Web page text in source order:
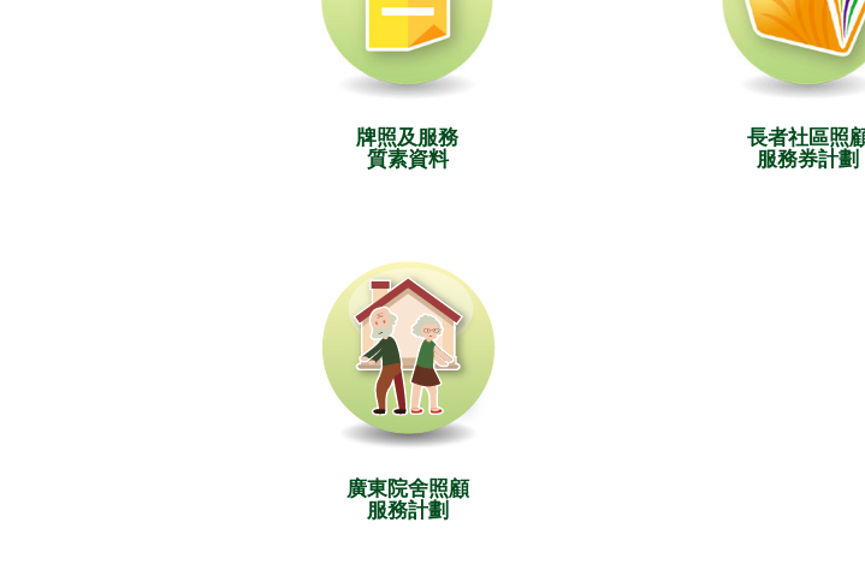
牌照及服務
質素資料
長者社區照
服務券計劃
廣東院舍照顧
服務計劃